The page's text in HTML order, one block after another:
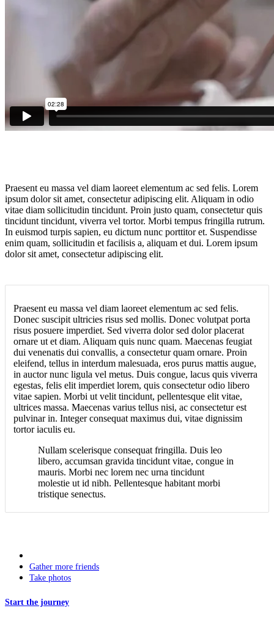
Praesent eu massa vel diam laoreet elementum ac sed felis. Lorem
ipsum dolor sit amet, consectetur adipiscing elit. Aliquam in odio
vitae diam sollicitudin tincidunt. Proin justo quam, consectetur quis
tincidunt tincidunt, viverra vel tortor. Morbi tempus fringilla rutrum.
In euismod turpis sapien, eu dictum nunc porttitor et. Suspendisse
enim quam, sollicitudin et facilisis a, aliquam et dui. Lorem ipsum
dolor sit amet, consectetur adipiscing elit.
Praesent eu massa vel diam laoreet elementum ac sed felis.
Donec suscipit ultricies risus sed mollis. Donec volutpat porta
risus posuere imperdiet. Sed viverra dolor sed dolor placerat
ornare ut et diam. Aliquam quis nunc quam. Maecenas feugiat
dui venenatis dui convallis, a consectetur quam ornare. Proin
eleifend, tellus in interdum malesuada, eros purus mattis augue,
in auctor nunc ligula vel metus. Duis congue, lacus quis viverra
egestas, felis elit imperdiet lorem, quis consectetur odio libero
vitae sapien. Morbi ut velit tincidunt, pellentesque elit vitae,
ultrices massa. Maecenas varius tellus nisi, ac consectetur est
pulvinar in. Integer consequat maximus dui, vitae dignissim
tortor iaculis eu.
Nullam scelerisque consequat fringilla. Duis leo
libero, accumsan gravida tincidunt vitae, congue in
mauris. Morbi nec lorem nec urna tincidunt
molestie ut id nibh. Pellentesque habitant morbi
tristique senectus.
Gather more friends
Take photos
Start the journey